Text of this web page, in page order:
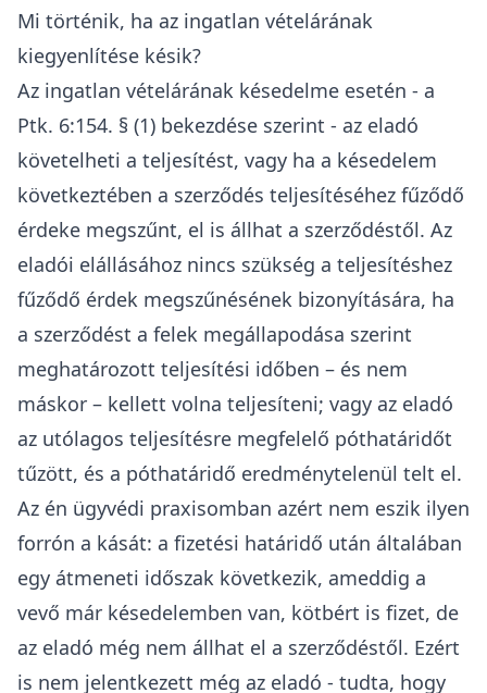
Mi történik, ha az ingatlan vételárának
kiegyenlítése késik?
Az ingatlan vételárának késedelme esetén - a
Ptk. 6:154. § (1) bekezdése szerint - az eladó
követelheti a teljesítést, vagy ha a késedelem
következtében a szerződés teljesítéséhez fűződő
érdeke megszűnt, el is állhat a szerződéstől. Az
eladói elállásához nincs szükség a teljesítéshez
fűződő érdek megszűnésének bizonyítására, ha
a szerződést a felek megállapodása szerint
meghatározott teljesítési időben – és nem
máskor – kellett volna teljesíteni; vagy az eladó
az utólagos teljesítésre megfelelő póthatáridőt
tűzött, és a póthatáridő eredménytelenül telt el.
Az én ügyvédi praxisomban azért nem eszik ilyen
forrón a kását: a fizetési határidő után általában
egy átmeneti időszak következik, ameddig a
vevő már késedelemben van, kötbért is fizet, de
az eladó még nem állhat el a szerződéstől. Ezért
is nem jelentkezett még az eladó - tudta, hogy